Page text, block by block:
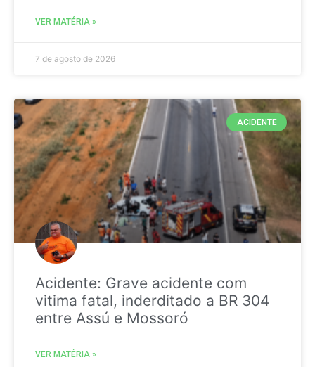
VER MATÉRIA »
7 de agosto de 2026
ACIDENTE
Acidente: Grave acidente com
vitima fatal, inderditado a BR 304
entre Assú e Mossoró
VER MATÉRIA »